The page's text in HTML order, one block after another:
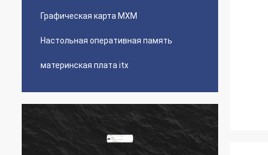
Графическая карта MXM
Настольная оперативная память
материнская плата itx